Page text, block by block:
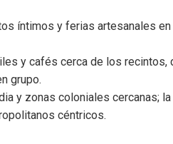
íntimos y ferias artesanales
y cafés cerca de los recintos,
grupo.
y zonas coloniales cercanas; la
céntricos.